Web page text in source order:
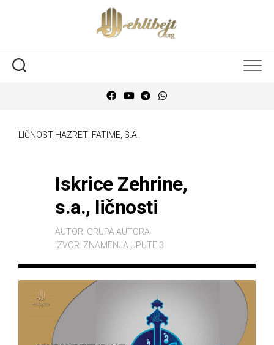
LIČNOST HAZRETI FATIME, S.A.
Iskrice Zehrine,
s.a., ličnosti
AUTOR: GRUPA AUTORA
IZVOR: ZNAMENJA UPUTE 3